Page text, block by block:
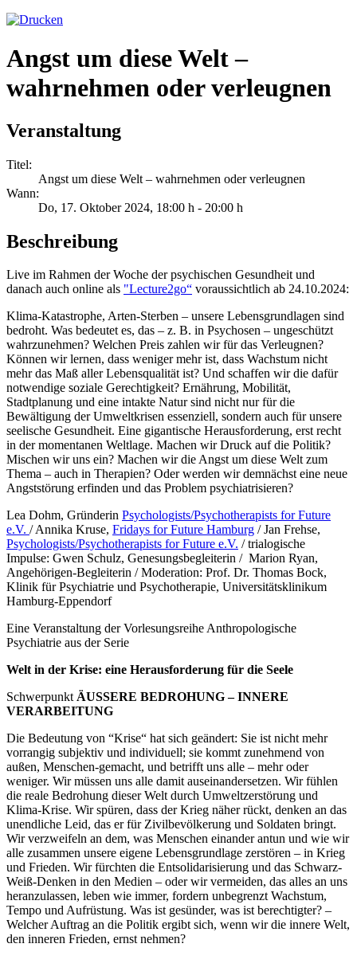
Angst um diese Welt –
wahrnehmen oder verleugnen
Veranstaltung
Titel:
Angst um diese Welt – wahrnehmen oder verleugnen
Wann:
Do, 17. Oktober 2024, 18:00 h - 20:00 h
Beschreibung
Live im Rahmen der Woche der psychischen Gesundheit und
danach auch online als "Lecture2go“ voraussichtlich ab 24.10.2024:
Klima-Katastrophe, Arten-Sterben – unsere Lebensgrundlagen sind
bedroht. Was bedeutet es, das – z. B. in Psychosen – ungeschützt
wahrzunehmen? Welchen Preis zahlen wir für das Verleugnen?
Können wir lernen, dass weniger mehr ist, dass Wachstum nicht
mehr das Maß aller Lebensqualität ist? Und schaffen wir die dafür
notwendige soziale Gerechtigkeit? Ernährung, Mobilität,
Stadtplanung und eine intakte Natur sind nicht nur für die
Bewältigung der Umweltkrisen essenziell, sondern auch für unsere
seelische Gesundheit. Eine gigantische Herausforderung, erst recht
in der momentanen Weltlage. Machen wir Druck auf die Politik?
Mischen wir uns ein? Machen wir die Angst um diese Welt zum
Thema – auch in Therapien? Oder werden wir demnächst eine neue
Angststörung erfinden und das Problem psychiatrisieren?
Lea Dohm, Gründerin Psychologists/Psychotherapists for Future
e.V. / Annika Kruse, Fridays for Future Hamburg / Jan Frehse,
Psychologists/Psychotherapists for Future e.V. / trialogische
Impulse: Gwen Schulz, Genesungsbegleiterin / Marion Ryan,
Angehörigen-Begleiterin / Moderation: Prof. Dr. Thomas Bock,
Klinik für Psychiatrie und Psychotherapie, Universitätsklinikum
Hamburg-Eppendorf
Eine Veranstaltung der Vorlesungsreihe Anthropologische
Psychiatrie aus der Serie
Welt in der Krise: eine Herausforderung für die Seele
SchwerpunktÄUSSERE BEDROHUNG – INNERE
VERARBEITUNG
Die Bedeutung von “Krise“ hat sich geändert: Sie ist nicht mehr
vorrangig subjektiv und individuell; sie kommt zunehmend von
außen, Menschen-gemacht, und betrifft uns alle – mehr oder
weniger. Wir müssen uns alle damit auseinandersetzen. Wir fühlen
die reale Bedrohung dieser Welt durch Umweltzerstörung und
Klima-Krise. Wir spüren, dass der Krieg näher rückt, denken an das
unendliche Leid, das er für Zivilbevölkerung und Soldaten bringt.
Wir verzweifeln an dem, was Menschen einander antun und wie wir
alle zusammen unsere eigene Lebensgrundlage zerstören – in Krieg
und Frieden. Wir fürchten die Entsolidarisierung und das Schwarz-
Weiß-Denken in den Medien – oder wir vermeiden, das alles an uns
heranzulassen, leben wie immer, fordern unbegrenzt Wachstum,
Tempo und Aufrüstung. Was ist gesünder, was ist berechtigter? –
Welcher Auftrag an die Politik ergibt sich, wenn wir die innere Welt,
den inneren Frieden, ernst nehmen?